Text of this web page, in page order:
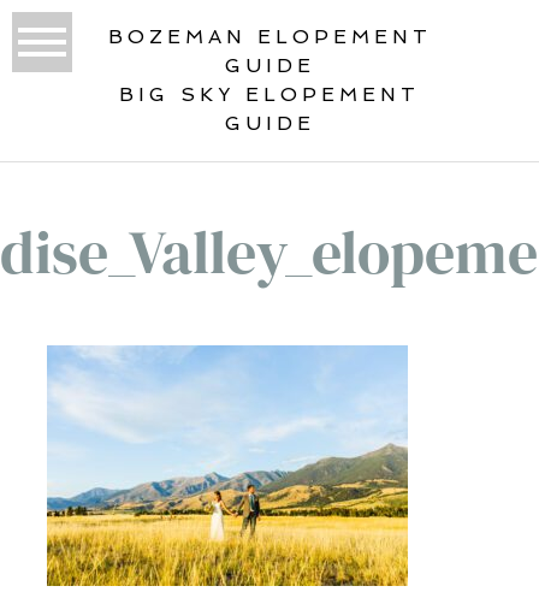
BOZEMAN ELOPEMENT
GUIDE
BIG SKY ELOPEMENT
GUIDE